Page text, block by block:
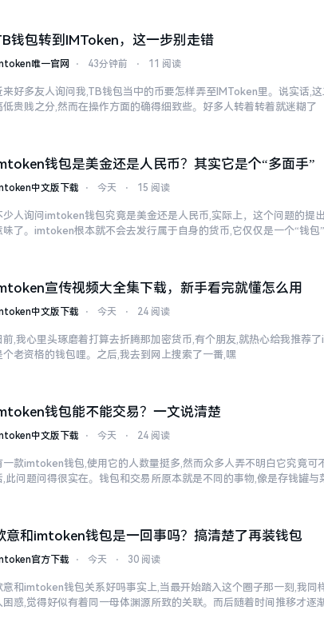
钱包转到IMToken，这一步别走错
唯一官网 ⋅ 43分钟前 ⋅ 11 阅读
来好多友人询问我,TB钱包当中的币要怎样弄至IMToken里。说实话,
低贵贱之分,然而在操作方面的确得细致些。好多人转着转着就迷糊了
钱包是美金还是人民币？其实它是个“多面手”
中文版下载 ⋅ 今天 ⋅ 15 阅读
少人询问imtoken钱包究竟是美金还是人民币,实际上，这个问题的提
味了。imtoken根本就不会去发行属于自身的货币,它仅仅是一个“钱包
宣传视频大全集下载，新手看完就懂怎么用
中文版下载 ⋅ 今天 ⋅ 24 阅读
前,我心里头琢磨着打算去折腾那加密货币,有个朋友,就热心给我推荐
个老资格的钱包哩。之后,我去到网上搜索了一番,嘿
钱包能不能交易？一文说清楚
中文版下载 ⋅ 今天 ⋅ 24 阅读
一款imtoken钱包,使用它的人数量挺多,然而众多人弄不明白它究竟可
,此问题问得很实在。钱包和交易所原本就是不同的事物,像是存钱罐与
意和imtoken钱包是一回事吗？搞清楚了再装钱包
官方下载 ⋅ 今天 ⋅ 30 阅读
意和imtoken钱包关系好吗事实上,当最开始踏入这个圈子那一刻,我同
困惑,觉得好似有着同一母体渊源所致的关联。而后随着时间推移才逐